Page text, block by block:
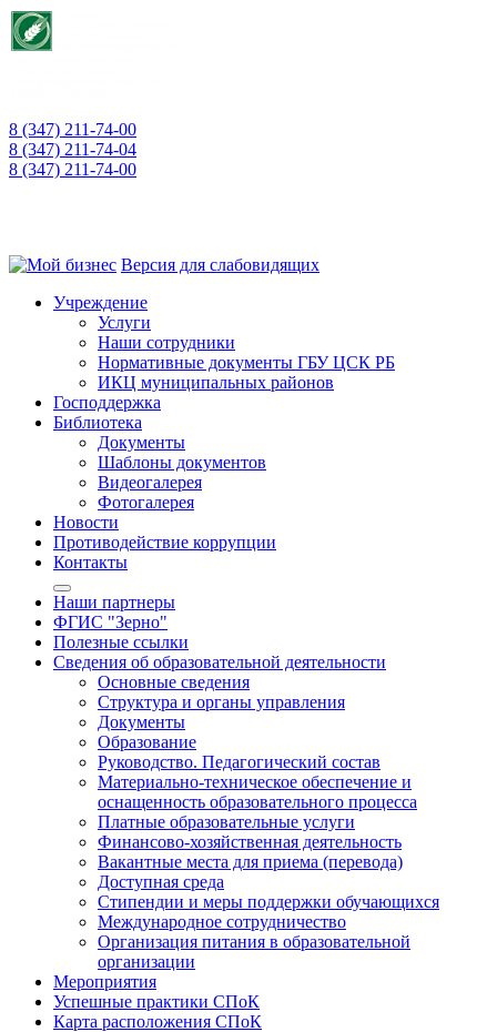
8 (347) 211-74-00
8 (347) 211-74-04
8 (347) 211-74-00
Версия для слабовидящих
Учреждение
Услуги
Наши сотрудники
Нормативные документы ГБУ ЦСК РБ
ИКЦ муниципальных районов
Господдержка
Библиотека
Документы
Шаблоны документов
Видеогалерея
Фотогалерея
Новости
Противодействие коррупции
Контакты
Наши партнеры
ФГИС "Зерно"
Полезные ссылки
Сведения об образовательной деятельности
Основные сведения
Структура и органы управления
Документы
Образование
Руководство. Педагогический состав
Материально-техническое обеспечение и
оснащенность образовательного процесса
Платные образовательные услуги
Финансово-хозяйственная деятельность
Вакантные места для приема (перевода)
Доступная среда
Стипендии и меры поддержки обучающихся
Международное сотрудничество
Организация питания в образовательной
организации
Мероприятия
Успешные практики СПоК
Карта расположения СПоК